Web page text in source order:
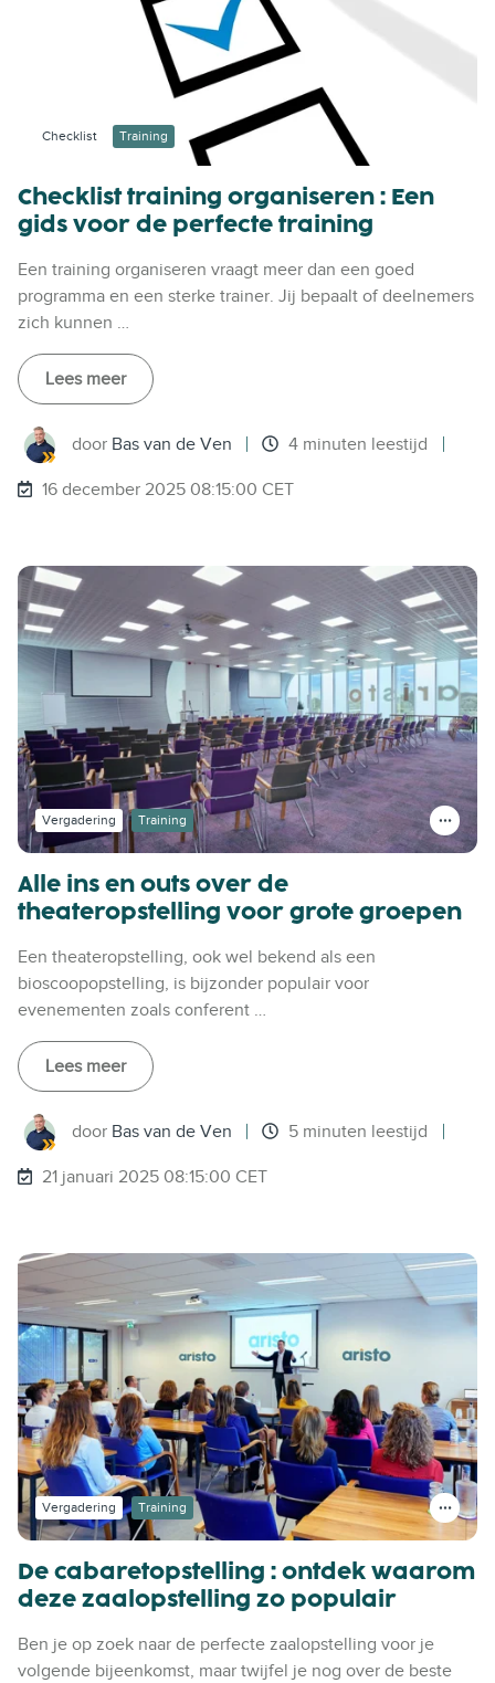
Checklist training organiseren : Een
gids voor de perfecte training
Een training organiseren vraagt meer dan een goed
programma en een sterke trainer. Jij bepaalt of deelnemers
zich kunnen …
Lees meer
door Bas van de Ven 4 minuten leestijd
16 december 2025 08:15:00 CET
Checklist Training
Alle ins en outs over de
theateropstelling voor grote groepen
Een theateropstelling, ook wel bekend als een
bioscoopopstelling, is bijzonder populair voor
evenementen zoals conferent …
Lees meer
door Bas van de Ven 5 minuten leestijd
21 januari 2025 08:15:00 CET
Vergadering Training
De cabaretopstelling : ontdek waarom
deze zaalopstelling zo populair
Ben je op zoek naar de perfecte zaalopstelling voor je
volgende bijeenkomst, maar twijfel je nog over de beste
Vergadering Training